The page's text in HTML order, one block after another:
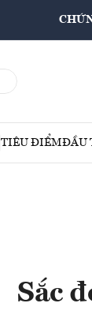
TIÊU ĐIỂMĐẦU
Sắc